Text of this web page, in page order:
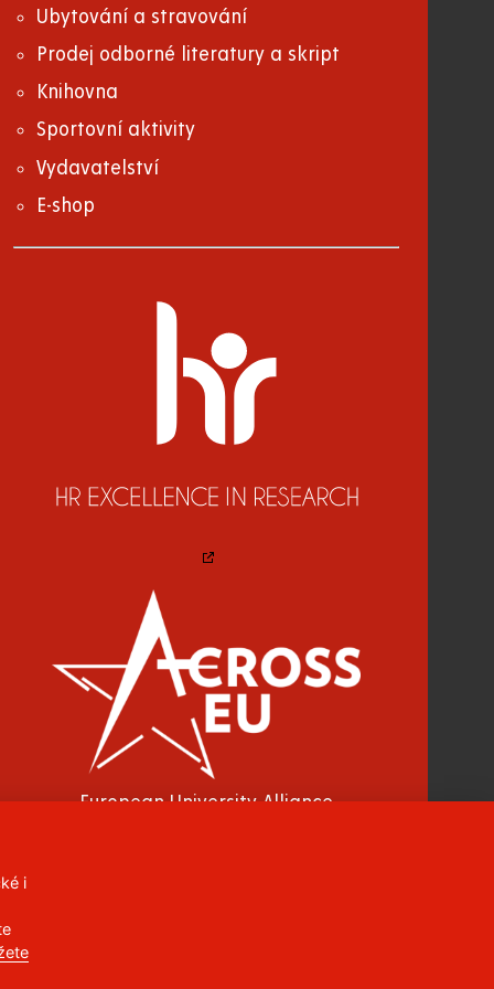
Ubytování a stravování
Prodej odborné literatury a skript
Knihovna
Sportovní aktivity
Vydavatelství
E-shop
European University Alliance
i